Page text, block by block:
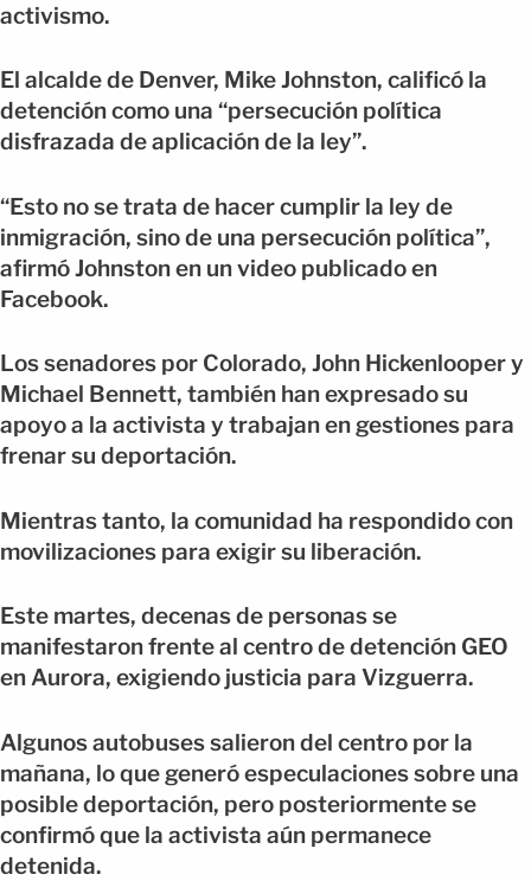
activismo.
El alcalde de Denver, Mike Johnston, calificó la
detención como una “persecución política
disfrazada de aplicación de la ley”.
“Esto no se trata de hacer cumplir la ley de
inmigración, sino de una persecución política”,
afirmó Johnston en un video publicado en
Facebook.
Los senadores por Colorado, John Hickenlooper y
Michael Bennett, también han expresado su
apoyo a la activista y trabajan en gestiones para
frenar su deportación.
Mientras tanto, la comunidad ha respondido con
movilizaciones para exigir su liberación.
Este martes, decenas de personas se
manifestaron frente al centro de detención GEO
en Aurora, exigiendo justicia para Vizguerra.
Algunos autobuses salieron del centro por la
mañana, lo que generó especulaciones sobre una
posible deportación, pero posteriormente se
confirmó que la activista aún permanece
detenida.